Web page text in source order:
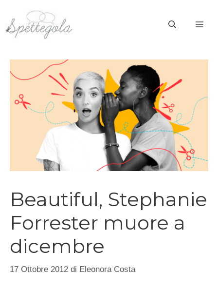
contenuto
Beautiful, Stephanie
Forrester muore a
dicembre
17 Ottobre 2012 di Eleonora Costa